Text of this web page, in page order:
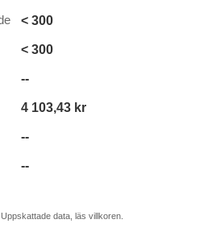
< 300
< 300
--
4 103,43 kr
--
--
data, läs villkoren.